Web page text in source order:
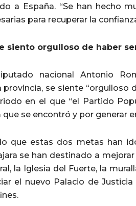
a España. “Se han hecho
para recuperar la
siento orgulloso de haber
nacional Antonio
se siente “orgulloso
en el que “el Partido
se encontró y por generar
que estas dos metas han
se han destinado a
la Iglesia del Fuerte, la
el nuevo Palacio de